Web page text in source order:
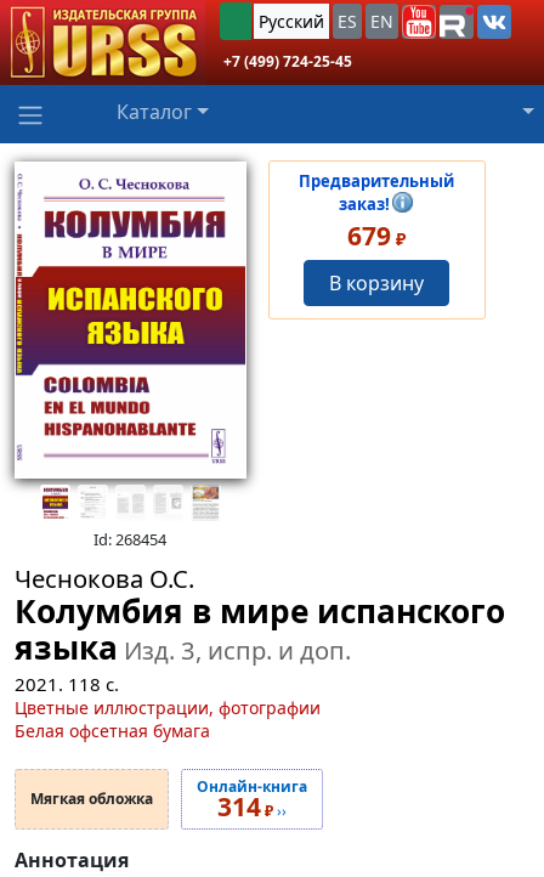
Русский ES EN
+7 (499) 724-25-45
Каталог
Id: 268454
Предварительный
заказ!
679 ₽
В корзину
Чеснокова О.С.
Колумбия в мире испанского
языка Изд. 3, испр. и доп.
2021. 118 с.
Цветные иллюстрации, фотографии
Белая офсетная бумага
Мягкая обложка
Онлайн-книга
314₽››
Аннотация